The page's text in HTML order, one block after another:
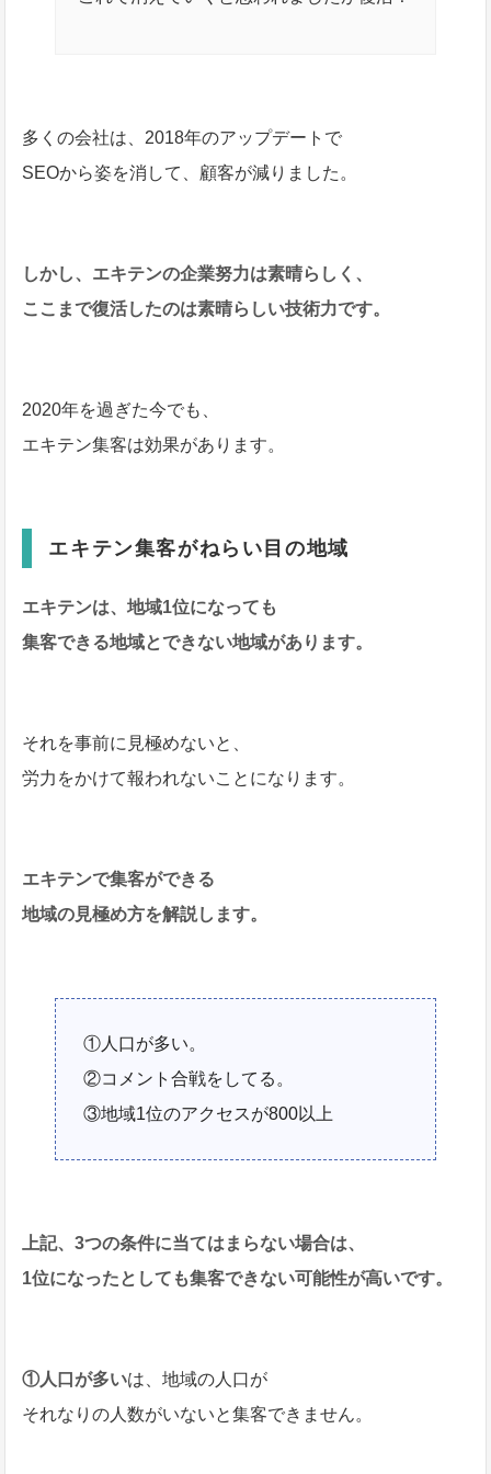
多くの会社は、2018年のアップデートで
SEOから姿を消して、顧客が減りました。
しかし、エキテンの企業努力は素晴らしく、
ここまで復活したのは素晴らしい技術力です。
2020年を過ぎた今でも、
エキテン集客は効果があります。
エキテン集客がねらい目の地域
エキテンは、地域1位になっても
集客できる地域とできない地域があります。
それを事前に見極めないと、
労力をかけて報われないことになります。
エキテンで集客ができる
地域の見極め方を解説します。
①人口が多い。
②コメント合戦をしてる。
③地域1位のアクセスが800以上
上記、3つの条件に当てはまらない場合は、
1位になったとしても集客できない可能性が高いです。
①人口が多いは、地域の人口が
それなりの人数がいないと集客できません。